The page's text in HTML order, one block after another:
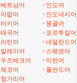
베트남어
인도어
아랍어
인도네시아
터키어
몽골어
태국어
포르투칼어
라틴어
네덜란드어
말레이어
스웨덴어
우즈베크어
이란어
체코어
폴란드어
헝가리어